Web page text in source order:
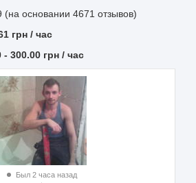
основании 4671 отзывов)
грн / час
- 300.00 грн / час
Был 2 часа назад